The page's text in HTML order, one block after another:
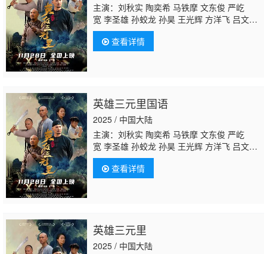
主演：刘秋实 陶奕希 马铁摩 文东俊 严屹
宽 李圣雄 孙蛟龙 孙昊 王光辉 方洋飞 吕文
军闻雨王禹森 陆丰 爱多
查看详情
英雄三元里国语
2025 / 中国大陆
主演：刘秋实 陶奕希 马铁摩 文东俊 严屹
宽 李圣雄 孙蛟龙 孙昊 王光辉 方洋飞 吕文
军闻雨王禹森 陆丰 爱多
查看详情
英雄三元里
2025 / 中国大陆